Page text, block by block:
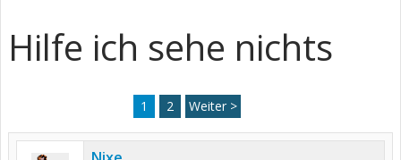
Hilfe ich sehe nichts
1 2 Weiter >